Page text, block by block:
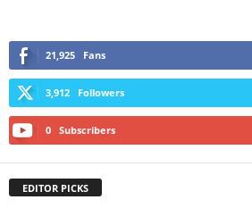
21,925 Fans
3,912 Followers
0 Subscribers
EDITOR PICKS